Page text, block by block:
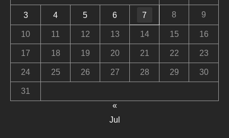
3 4 5 6 7 8 9
10 11 12 13 14 15 16
17 18 19 20 21 22 23
24 25 26 27 28 29 30
31
«
Jul